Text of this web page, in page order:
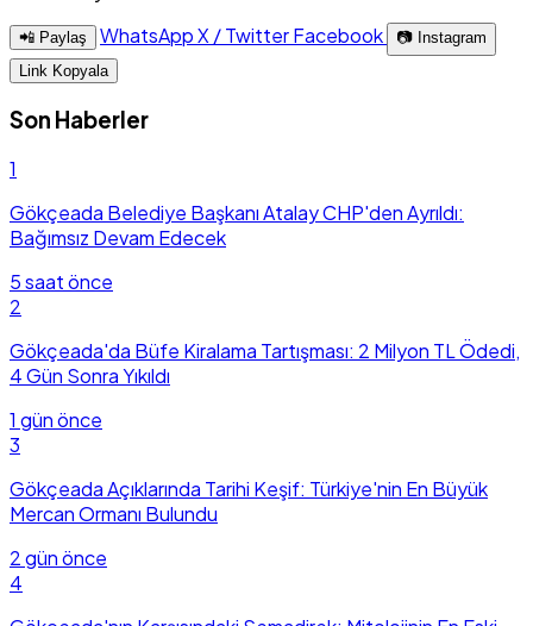
📲 Paylaş WhatsAppX / TwitterFacebook
📷 Instagram
Link Kopyala
Son Haberler
1
Gökçeada Belediye Başkanı Atalay CHP'den Ayrıldı:
Bağımsız Devam Edecek
5 saat önce
2
Gökçeada'da Büfe Kiralama Tartışması: 2 Milyon TL Ödedi,
4 Gün Sonra Yıkıldı
1 gün önce
3
Gökçeada Açıklarında Tarihi Keşif: Türkiye'nin En Büyük
Mercan Ormanı Bulundu
2 gün önce
4